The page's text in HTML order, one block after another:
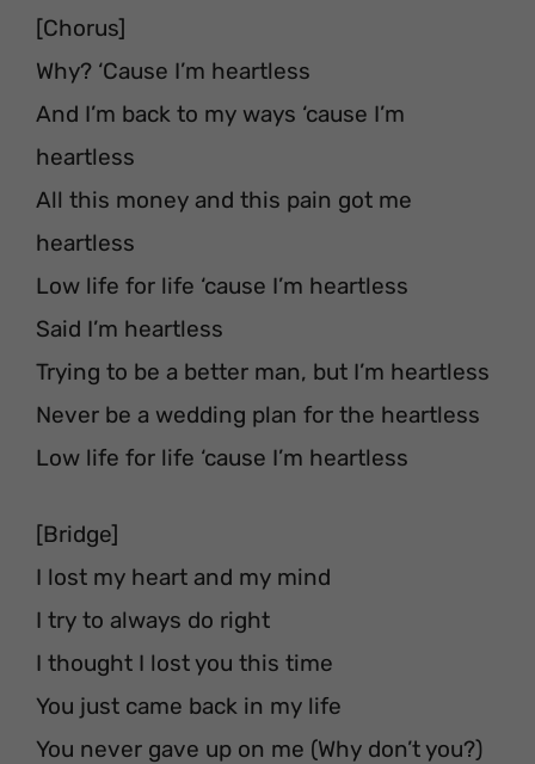
[Chorus]
Why? ‘Cause I’m heartless
And I’m back to my ways ‘cause I’m
heartless
All this money and this pain got me
heartless
Low life for life ‘cause I’m heartless
Said I’m heartless
Trying to be a better man, but I’m heartless
Never be a wedding plan for the heartless
Low life for life ‘cause I’m heartless
[Bridge]
I lost my heart and my mind
I try to always do right
I thought I lost you this time
You just came back in my life
You never gave up on me (Why don’t you?)